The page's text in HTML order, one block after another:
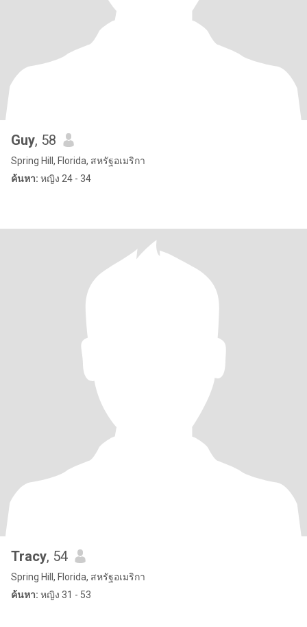
Guy, 58
Spring Hill, Florida, สหรัฐอเมริกา
ค้นหา: หญิง 24 - 34
Tracy, 54
Spring Hill, Florida, สหรัฐอเมริกา
ค้นหา: หญิง 31 - 53